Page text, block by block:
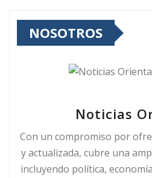
NOSOTROS
Noticias
Con un compromiso por
y actualizada, cubre una
incluyendo política,